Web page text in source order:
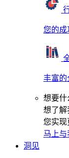
您的成
丰富的
想要什
想了解
您实现
马上与
洞见